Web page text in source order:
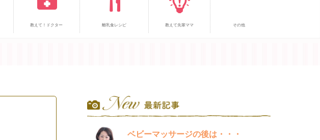
教えて！ドクター 離乳食レシピ 教えて先輩ママ その他
ベビーマッサージの後は・・・